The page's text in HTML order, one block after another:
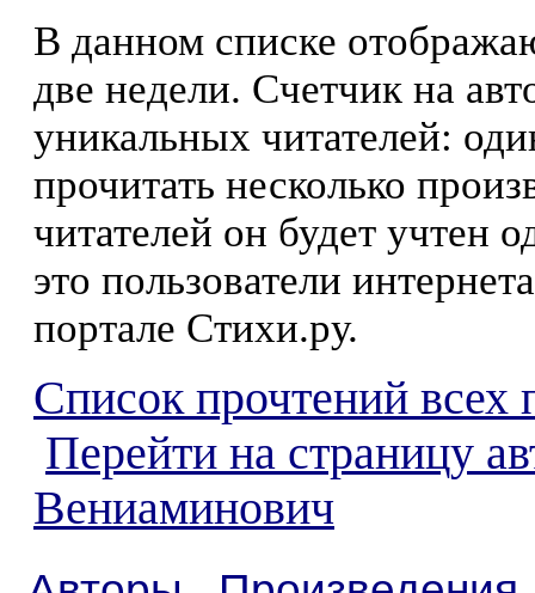
В данном списке
две недели. Счетчик на
уникальных читателей:
прочитать несколько
читателей он будет учтен
это пользователи
портале Стихи.ру.
Список прочтений всех
Перейти на страницу
Вениаминович